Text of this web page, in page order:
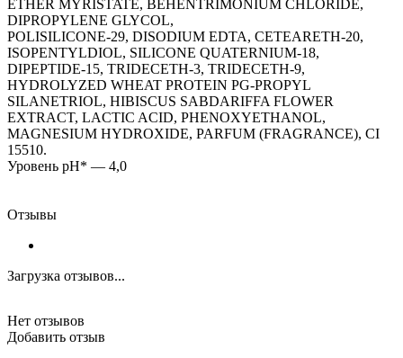
ETHER MYRISTATE, BEHENTRIMONIUM CHLORIDE,
DIPROPYLENE GLYCOL,
POLISILICONE-29, DISODIUM EDTA, CETEARETH-20,
ISOPENTYLDIOL, SILICONE QUATERNIUM-18,
DIPEPTIDE-15, TRIDECETH-3, TRIDECETH-9,
HYDROLYZED WHEAT PROTEIN PG-PROPYL
SILANETRIOL, HIBISCUS SABDARIFFA FLOWER
EXTRACT, LACTIC ACID, PHENOXYETHANOL,
MAGNESIUM HYDROXIDE, PARFUM (FRAGRANCE), CI
15510.
Уровень pH* — 4,0
Отзывы
Загрузка отзывов...
Нет отзывов
Добавить отзыв